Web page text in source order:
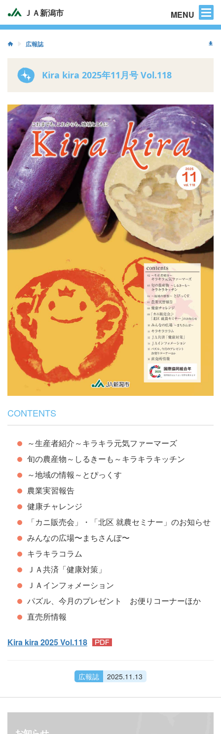
ＪＡ新潟市 MENU
広報誌
Kira kira 2025年11月号 Vol.118
CONTENTS
～生産者紹介～キラキラ元気ファーマーズ
旬の農産物～しるきーも～キラキラキッチン
～地域の情報～とぴっくす
農業実習報告
健康チャレンジ
「カニ販売会」・「北区 就農セミナー」のお知らせ
みんなの広場〜まちさんぽ〜
キラキラコラム
ＪＡ共済「健康対策」
ＪＡインフォメーション
パズル、今月のプレゼント お便りコーナーほか
直売所情報
Kira kira 2025 Vol.118
広報誌 2025.11.13